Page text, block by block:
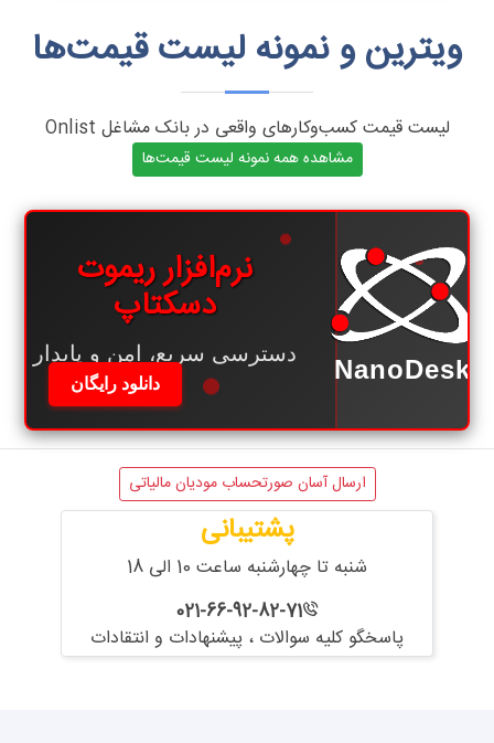
ویترین و نمونه لیست قیمت‌ها
لیست قیمت کسب‌وکارهای واقعی در بانک مشاغل Onlist
مشاهده همه نمونه لیست قیمت‌ها
NanoDesk
بر بستر اینترنت ملی
بالاترین سرعت بدون قطعی
دانلود رایگان
ارسال آسان صورتحساب مودیان مالیاتی
پشتیبانی
شنبه تا چهارشنبه ساعت 10 الی 18
021-66-92-82-71
پاسخگو کلیه سوالات ، پیشنهادات و انتقادات